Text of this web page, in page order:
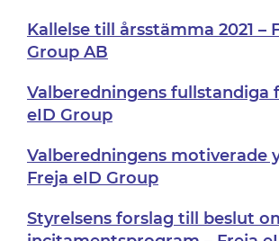
Kallelse till årsstämma 2021 –
Group AB
Valberedningens fullstandiga
eID Group
Valberedningens motiverade
Freja eID Group
Styrelsens forslag till beslut